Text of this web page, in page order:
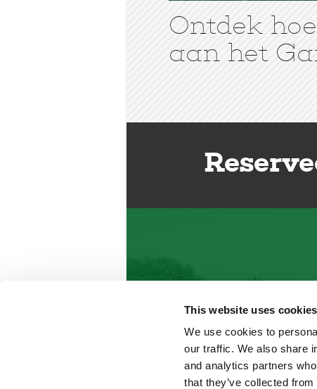
This website uses cookies
We use cookies to
our traffic. We also share
and analytics partners
that they’ve collected
Ontdek
aan het